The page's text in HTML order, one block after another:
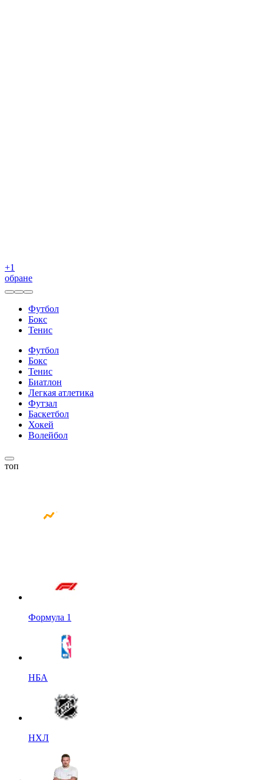
+1
обране
Футбол
Бокс
Тенис
Футбол
Бокс
Тенис
Биатлон
Легкая атлетика
Футзал
Баскетбол
Хокей
Волейбол
топ
Формула 1
НБА
НХЛ